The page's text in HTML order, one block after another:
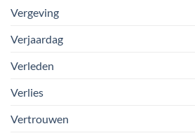
Vergeving
Verjaardag
Verleden
Verlies
Vertrouwen